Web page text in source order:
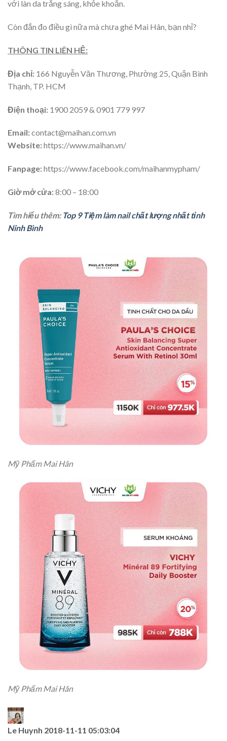
với làn da trắng sáng, khỏe khoắn.
Còn đắn đo điều gì nữa mà chưa ghé Mai Hân, bạn nhỉ?
THÔNG TIN LIÊN HỆ:
Địa chỉ: 166 Nguyễn Văn Thương, Phường 25, Quận Bình
Thạnh, TP. HCM
Điện thoại: 1900 2059 & 0901 779 997
Email:contact@maihan.com.vn
Website:https://www.maihan.vn/
Fanpage:https://www.facebook.com/maihanmypham/
Giờ mở cửa:8:00 – 18:00
Tìm hiểu thêm: Top 9 Tiệm làm nail chất lượng nhất tỉnh
Ninh Bình
Mỹ Phẩm Mai Hân
Mỹ Phẩm Mai Hân
Le Huynh 2018-11-11 05:03:04